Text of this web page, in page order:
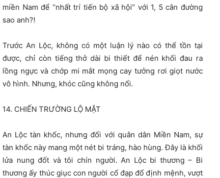
miền Nam để “nhất trí tiến bộ xã hội” với 1, 5 cân đường
sao anh?!
Trước An Lộc, không có một luận lý nào có thể tồn tại
được, chỉ còn tiếng thở dài bi thiết để nén khối đau ra
lồng ngực và chớp mi mắt mọng cay tưởng rơi giọt nước
vô hình. Nhưng, khóc cũng không nổi.
14. CHIẾN TRƯỜNG LỘ MẶT
An Lộc tàn khốc, nhưng đối với quân dân Miền Nam, sự
tàn khốc này mang một nét bi tráng, hào hùng. Đây là khối
lửa nung đốt và tôi chín người. An Lộc bi thương – Bi
thương ấy thúc giục con người cố đạp đổ định mệnh, vượt